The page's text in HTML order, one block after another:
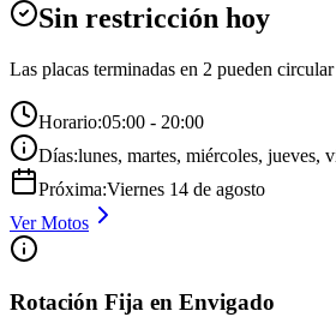
Sin restricción hoy
Las placas terminadas en 2 pueden
Horario:05:00 - 20:00
Días:lunes, martes, miércoles, jueves,
Próxima:Viernes 14 de agosto
VerMotos
Rotación Fija en Envigado